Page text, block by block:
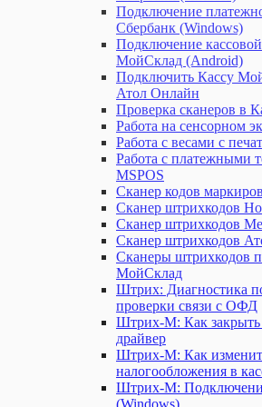
Подключение
Сбербанк (Windows)
Подключение
МойСклад (Android)
Подключить Кассу
Атол Онлайн
Проверка сканеров в
Работа на сенсорном
Работа с весами с
Работа с платежными
MSPOS
Сканер кодов
Сканер штрихкодов
Сканер штрихкодов
Сканер штрихкодов
Сканеры штрихкодов
МойСклад
Штрих: Диагностика
проверки связи с ОФД
Штрих-М: Как закрыть
драйвер
Штрих-М: Как
налогообложения в
Штрих-М:
(Windows)